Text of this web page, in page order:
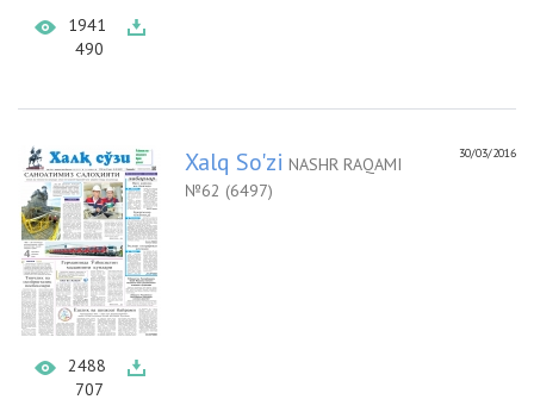
1941
490
2488
707
30/03/2016
Xalq So'zi NASHR RAQAMI
№62 (6497)